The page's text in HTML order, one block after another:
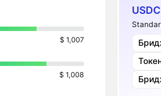
$ 1,007
$ 1,008